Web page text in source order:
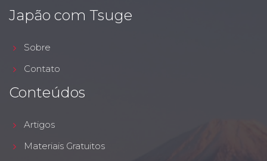
Japão com Tsuge
Sobre
Contato
Conteúdos
Artigos
Materiais Gratuitos